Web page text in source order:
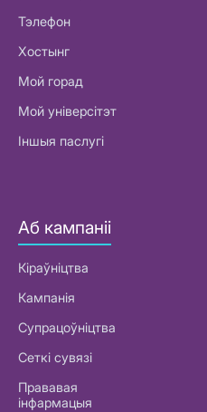
Тэлефон
Хостынг
Мой горад
Мой універсітэт
Іншыя паслугі
Аб кампаніі
Кіраўніцтва
Кампанія
Супрацоўніцтва
Сеткі сувязі
Прававая
інфармацыя